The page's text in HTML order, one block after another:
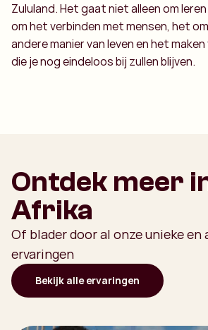
Zululand. Het gaat niet alleen om
om het verbinden met mensen, het
andere manier van leven en het
die je nog eindeloos bij zullen blijven.
Ontdek meer
Afrika
Of blader door al onze unieke
ervaringen
Bekijk alle ervaringen